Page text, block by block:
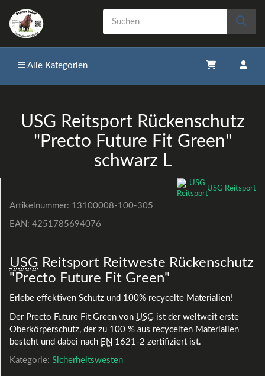
Alle Kategorien
USG Reitsport Rückenschutz
"Precto Future Fit Green"
schwarz L
USG Reitsport
Artikelnummer: 13100008-100-305
EAN: 4251785694076
USG Reitsport Reitweste Rückenschutz
"Precto Future Fit Green"
Erlebe effektiven Schutz und 100% recycelte Materialien!
Der Precto Future Fit Green von USG ist der weltweit erste
Oberkörperschutz, der zu 100 % aus recycelten Materialien
besteht und dabei nach EN 1621-2 zertifiziert ist.
Kategorie: Sicherheitswesten